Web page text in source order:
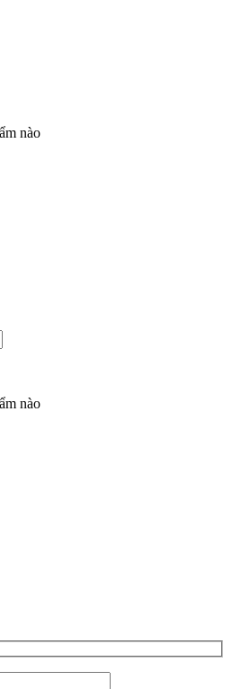
nào
nào